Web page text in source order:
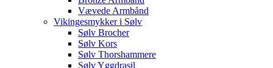
Vævede Armbånd
Vikingesmykker i Sølv
Sølv Brocher
Sølv Kors
Sølv Thorshammere
Sølv Yggdrasil